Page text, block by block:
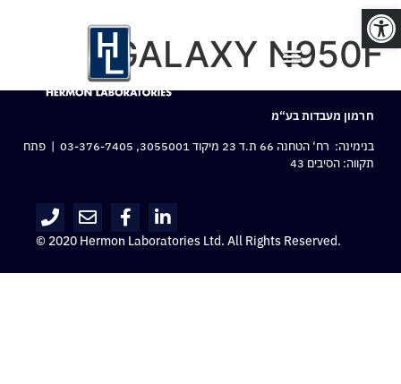
פתח סרגל נגישות
GALAXY N950F
חרמון מעבדות בע“מ
בנימינה: רח‘ הטחנה 66 ת.ד 23 מיקוד 3055001,
03-376-7405 | פתח
תקווה: הסיבים 43
© 2020 Hermon Laboratories Ltd. All Rights Reserved.